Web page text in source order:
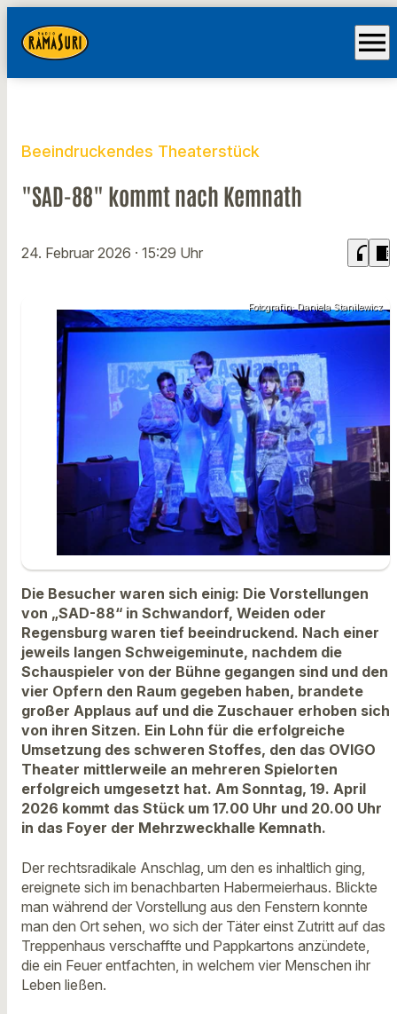
menu
Beeindruckendes Theaterstück
"SAD-88" kommt nach Kemnath
24. Februar 2026 · 15:29 Uhr headphones chrome_reader_mode
Fotografin: Daniela Stanilewicz
Die Besucher waren sich einig: Die Vorstellungen
von „SAD-88“ in Schwandorf, Weiden oder
Regensburg waren tief beeindruckend. Nach einer
jeweils langen Schweigeminute, nachdem die
Schauspieler von der Bühne gegangen sind und den
vier Opfern den Raum gegeben haben, brandete
großer Applaus auf und die Zuschauer erhoben sich
von ihren Sitzen. Ein Lohn für die erfolgreiche
Umsetzung des schweren Stoffes, den das OVIGO
Theater mittlerweile an mehreren Spielorten
erfolgreich umgesetzt hat. Am Sonntag, 19. April
2026 kommt das Stück um 17.00 Uhr und 20.00 Uhr
in das Foyer der Mehrzweckhalle Kemnath.
Der rechtsradikale Anschlag, um den es inhaltlich ging,
ereignete sich im benachbarten Habermeierhaus. Blickte
man während der Vorstellung aus den Fenstern konnte
man den Ort sehen, wo sich der Täter einst Zutritt auf das
Treppenhaus verschaffte und Pappkartons anzündete,
die ein Feuer entfachten, in welchem vier Menschen ihr
Leben ließen.